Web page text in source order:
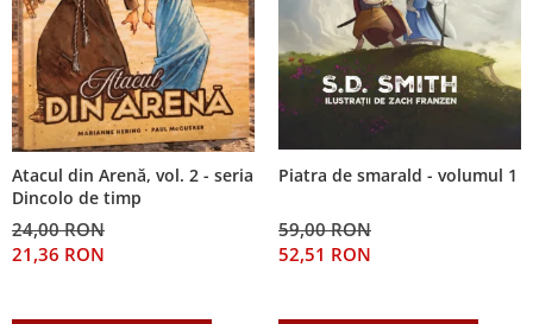
Atacul din Arenă, vol. 2 - seria
Dincolo de timp
24,00 RON
21,36 RON
Piatra de smarald - volumul 1
59,00 RON
52,51 RON